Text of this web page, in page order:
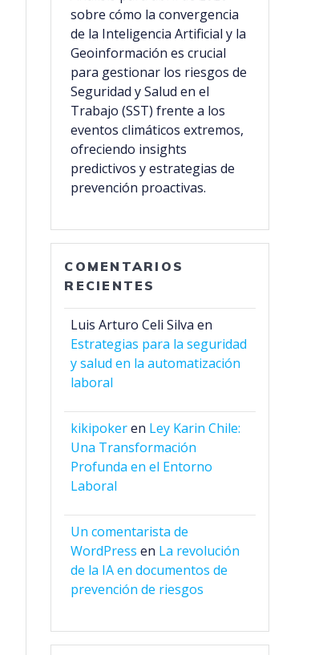
sobre cómo la convergencia
de la Inteligencia Artificial y la
Geoinformación es crucial
para gestionar los riesgos de
Seguridad y Salud en el
Trabajo (SST) frente a los
eventos climáticos extremos,
ofreciendo insights
predictivos y estrategias de
prevención proactivas.
COMENTARIOS
RECIENTES
Luis Arturo Celi Silva en
Estrategias para la seguridad
y salud en la automatización
laboral
kikipokeren Ley Karin Chile:
Una Transformación
Profunda en el Entorno
Laboral
Un comentarista de
WordPress en La revolución
de la IA en documentos de
prevención de riesgos